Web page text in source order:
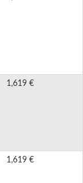
1,619 €
1,619 €